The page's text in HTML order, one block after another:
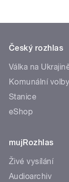
Český rozhlas
Válka na
Komunální volby
Stanice
eShop
mujRozhlas
Živé vysílání
Audioarchiv